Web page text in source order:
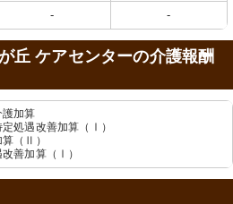
- -
丘 ケアセンターの介護報酬
加算
処遇改善加算（Ⅰ）
（Ⅱ）
善加算（Ⅰ）